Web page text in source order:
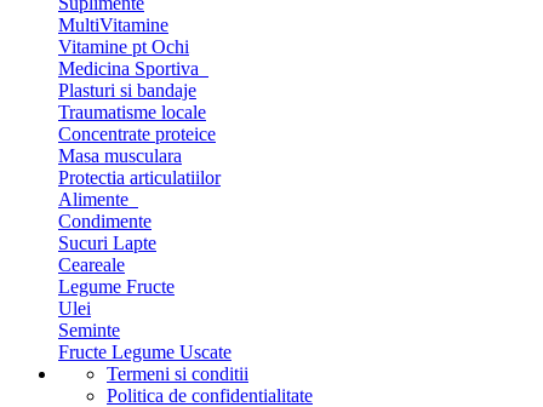
MultiVitamine
Vitamine pt Ochi
Medicina Sportiva
Plasturi si bandaje
Traumatisme locale
Concentrate proteice
Masa musculara
Protectia articulatiilor
Alimente
Condimente
Sucuri Lapte
Ceareale
Legume Fructe
Ulei
Seminte
Fructe Legume Uscate
Termeni si conditii
Politica de confidentialitate